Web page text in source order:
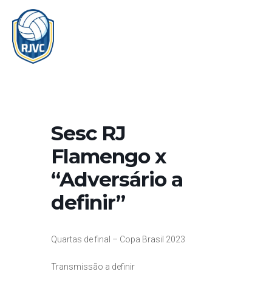
para
conteúdo
Sesc RJ
Flamengo x
“Adversário a
definir”
Quartas de final – Copa Brasil 2023
Transmissão a definir